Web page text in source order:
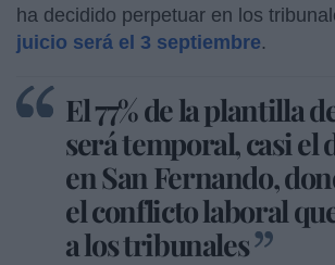
ha decidido perpetuar en los
juicio será el 3 septiembre.
El 77% de la plantilla
será temporal, casi el
en San Fernando,
el conflicto laboral
a los tribunales